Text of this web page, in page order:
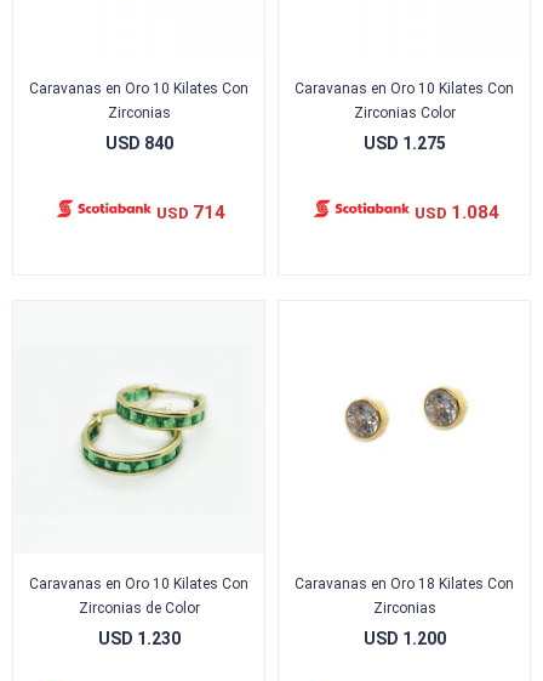
Caravanas en Oro 10 Kilates Con
Zirconias
USD 840
USD 714
Caravanas en Oro 10 Kilates Con
Zirconias Color
USD 1.275
USD 1.084
Caravanas en Oro 10 Kilates Con
Zirconias de Color
USD 1.230
Caravanas en Oro 18 Kilates Con
Zirconias
USD 1.200